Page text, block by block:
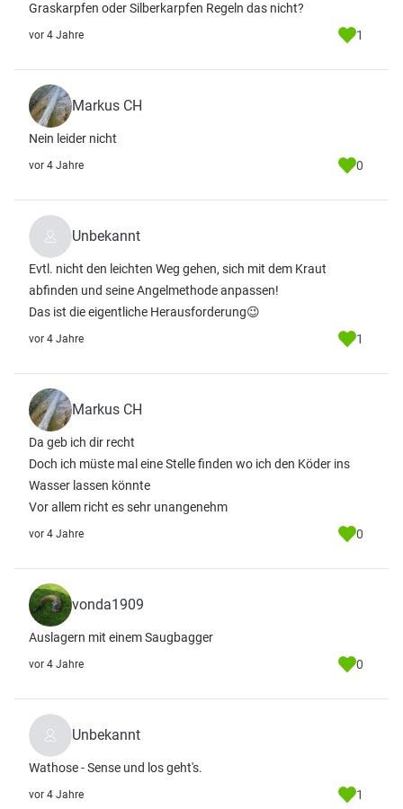
Graskarpfen oder Silberkarpfen Regeln das nicht?
vor 4 Jahre 1
Markus CH
Nein leider nicht
vor 4 Jahre 0
Unbekannt
Evtl. nicht den leichten Weg gehen, sich mit dem Kraut
abfinden und seine Angelmethode anpassen!
Das ist die eigentliche Herausforderung😉
vor 4 Jahre 1
Markus CH
Da geb ich dir recht
Doch ich müste mal eine Stelle finden wo ich den Köder ins
Wasser lassen könnte
Vor allem richt es sehr unangenehm
vor 4 Jahre 0
vonda1909
Auslagern mit einem Saugbagger
vor 4 Jahre 0
Unbekannt
Wathose - Sense und los geht's.
vor 4 Jahre 1